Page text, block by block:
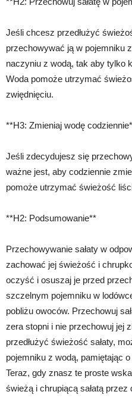
Jeśli chcesz przedłużyć
przechowywać ją w pojemniku
naczyniu z wodą, tak aby tylko
Woda pomoże utrzymać
zwiędnięciu.
**H3: Zmieniaj wodę
Jeśli zdecydujesz się
ważne jest, aby codziennie
pomoże utrzymać świeżość
**H2: Podsumowanie**
Przechowywanie sałaty w
zachować jej świeżość i
oczyść i osuszaj je przed
szczelnym pojemniku w
pobliżu owoców. Przechowuj
zera stopni i nie przechowuj jej
przedłużyć świeżość sałaty,
pojemniku z wodą, pamiętając
Teraz, gdy znasz te proste
świeżą i chrupiącą sałatą przez